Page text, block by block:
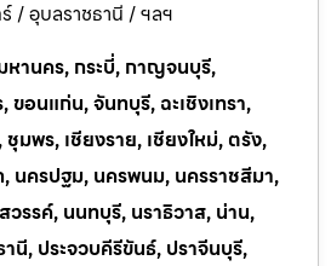
/ อุบลราชธานี / ฯลฯ
หานคร, กระบี่, กาญจนบุรี,
อนแก่น, จันทบุรี, ฉะเชิงเทรา,
มพร, เชียงราย, เชียงใหม่, ตรัง,
นครปฐม, นครพนม, นครราชสีมา,
วรรค์, นนทบุรี, นราธิวาส, น่าน,
นี, ประจวบคีรีขันธ์, ปราจีนบุรี,